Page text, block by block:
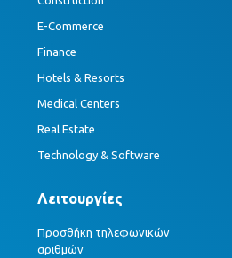
E-Commerce
Finance
Hotels & Resorts
Medical Centers
Real Estate
Technology & Software
Λειτουργίες
Προσθήκη τηλεφωνικών
αριθμών